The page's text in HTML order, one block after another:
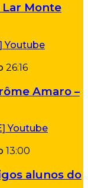
Lar Monte
26:16
Amaro –
13:00
alunos do